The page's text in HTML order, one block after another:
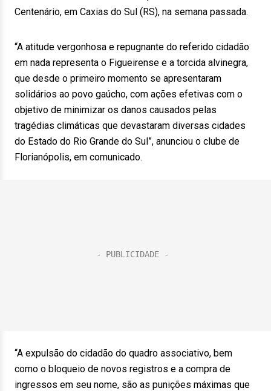
Centenário, em Caxias do Sul (RS), na semana passada.
“A atitude vergonhosa e repugnante do referido cidadão
em nada representa o Figueirense e a torcida alvinegra,
que desde o primeiro momento se apresentaram
solidários ao povo gaúcho, com ações efetivas com o
objetivo de minimizar os danos causados pelas
tragédias climáticas que devastaram diversas cidades
do Estado do Rio Grande do Sul”, anunciou o clube de
Florianópolis, em comunicado.
“A expulsão do cidadão do quadro associativo, bem
como o bloqueio de novos registros e a compra de
ingressos em seu nome, são as punições máximas que